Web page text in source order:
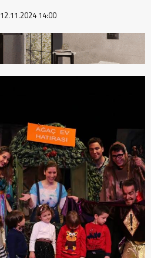
12.11.2024 14:00